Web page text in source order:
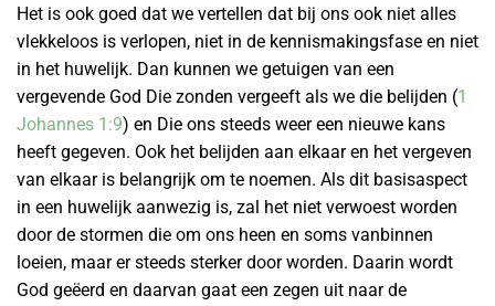
Het is ook goed dat we vertellen dat bij ons ook niet alles
vlekkeloos is verlopen, niet in de kennismakingsfase en niet
in het huwelijk. Dan kunnen we getuigen van een
vergevende God Die zonden vergeeft als we die belijden (1
Johannes 1:9) en Die ons steeds weer een nieuwe kans
heeft gegeven. Ook het belijden aan elkaar en het vergeven
van elkaar is belangrijk om te noemen. Als dit basisaspect
in een huwelijk aanwezig is, zal het niet verwoest worden
door de stormen die om ons heen en soms vanbinnen
loeien, maar er steeds sterker door worden. Daarin wordt
God geëerd en daarvan gaat een zegen uit naar de